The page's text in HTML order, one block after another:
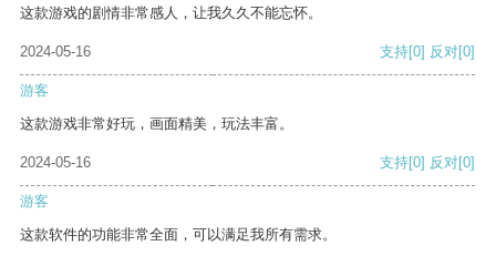
这款游戏的剧情非常感人，让我久久不能忘怀。
2024-05-16 支持[0] 反对[0]
游客
这款游戏非常好玩，画面精美，玩法丰富。
2024-05-16 支持[0] 反对[0]
游客
这款软件的功能非常全面，可以满足我所有需求。